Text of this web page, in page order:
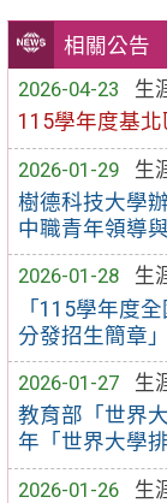
相關公告
2026-04-23
生
115學年度基
2026-01-29
生
樹德科技大學
中職青年領導
2026-01-28
生
「115學年度
分發招生簡章
2026-01-27
生
教育部「世界
年「世界大學
2026-01-26
生